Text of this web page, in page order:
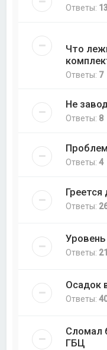
Ответы: 13
Что
Ответы: 7
Не
Ответы: 8
Ответы:4
Греется
Ответы:
Ответы: 21
Осадок
Ответы:
Сломал
ГБЦ